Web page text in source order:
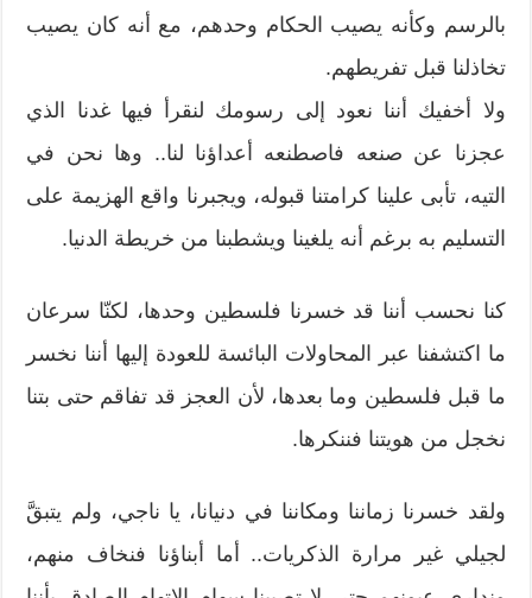
بالرسم وكأنه يصيب الحكام وحدهم، مع أنه كان يصيب
تخاذلنا قبل تفريطهم.
ولا أخفيك أننا نعود إلى رسومك لنقرأ فيها غدنا الذي
عجزنا عن صنعه فاصطنعه أعداؤنا لنا.. وها نحن في
التيه، تأبى علينا كرامتنا قبوله، ويجبرنا واقع الهزيمة على
التسليم به برغم أنه يلغينا ويشطبنا من خريطة الدنيا.
كنا نحسب أننا قد خسرنا فلسطين وحدها، لكنّا سرعان
ما اكتشفنا عبر المحاولات البائسة للعودة إليها أننا نخسر
ما قبل فلسطين وما بعدها، لأن العجز قد تفاقم حتى بتنا
نخجل من هويتنا فننكرها.
ولقد خسرنا زماننا ومكاننا في دنيانا، يا ناجي، ولم يتبقَّ
لجيلي غير مرارة الذكريات.. أما أبناؤنا فنخاف منهم،